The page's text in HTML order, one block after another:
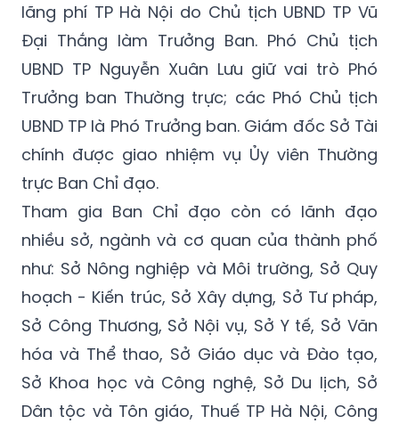
lãng phí TP Hà Nội do Chủ tịch UBND TP Vũ
Đại Thắng làm Trưởng Ban. Phó Chủ tịch
UBND TP Nguyễn Xuân Lưu giữ vai trò Phó
Trưởng ban Thường trực; các Phó Chủ tịch
UBND TP là Phó Trưởng ban. Giám đốc Sở Tài
chính được giao nhiệm vụ Ủy viên Thường
trực Ban Chỉ đạo.
Tham gia Ban Chỉ đạo còn có lãnh đạo
nhiều sở, ngành và cơ quan của thành phố
như: Sở Nông nghiệp và Môi trường, Sở Quy
hoạch - Kiến trúc, Sở Xây dựng, Sở Tư pháp,
Sở Công Thương, Sở Nội vụ, Sở Y tế, Sở Văn
hóa và Thể thao, Sở Giáo dục và Đào tạo,
Sở Khoa học và Công nghệ, Sở Du lịch, Sở
Dân tộc và Tôn giáo, Thuế TP Hà Nội, Công